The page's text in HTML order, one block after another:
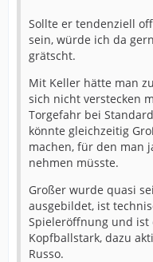
Sollte er tendenziell
sein, würde ich da
grätscht.
Mit Keller hätte man
sich nicht verstecken
Torgefahr bei
könnte gleichzeitig
machen, für den man
nehmen müsste.
Großer wurde quasi
ausgebildet, ist
Spieleröffnung und ist
Kopfballstark, dazu
Russo.